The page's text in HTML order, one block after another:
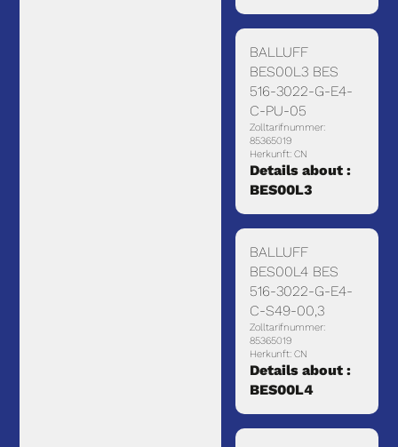
BALLUFF
BES00L3 BES
516-3022-G-E4-
C-PU-05
Zolltarifnummer:
85365019
Herkunft: CN
Details about :
BES00L3
BALLUFF
BES00L4 BES
516-3022-G-E4-
C-S49-00,3
Zolltarifnummer:
85365019
Herkunft: CN
Details about :
BES00L4